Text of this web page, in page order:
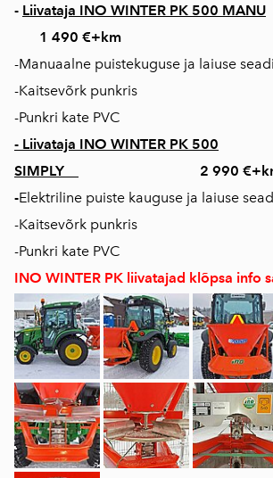
- Liivataja INO WINTER PK 500 MANU
1 490 €+km
-Manuaalne puistekuguse ja laiuse
-Kaitsevõrk punkris
-Punkri kate PVC
- Liivataja INO WINTER PK 500
SIMPLY
2 990
-Elektriline puiste kauguse ja laiuse
-Kaitsevõrk punkris
-Punkri kate PVC
INO WINTER PK liivatajad klõpsa info